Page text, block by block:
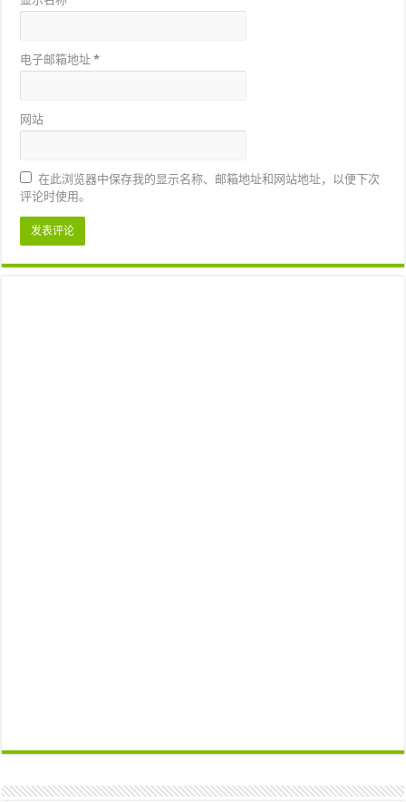
电子邮箱地址*
网站
在此浏览器中保存我的显示名称、邮箱地址和网站地址，以便下次
评论时使用。